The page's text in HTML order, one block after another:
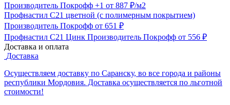
Производитель Покрофф +1 от 887 ₽/м2
Профнастил С21 цветной (с полимерным покрытием)
Производитель Покрофф от 651 ₽
Профнастил С21 Цинк Производитель Покрофф от 556 ₽
Доставка и оплата
Доставка
Осуществляем доставку по Саранску, во все города и районы
республики Мордовия. Доставка осуществляется по льготной
стоимости!